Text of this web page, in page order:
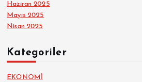
Haziran 2025
Mayıs 2025
Nisan 2025
Kategoriler
EKONOMİ